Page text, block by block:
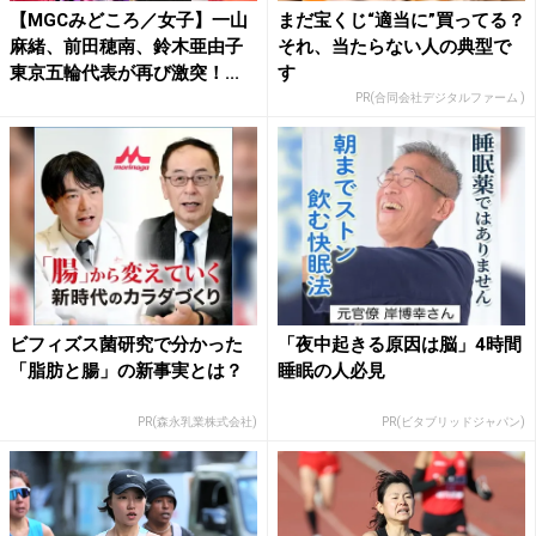
【MGCみどころ／女子】一山
麻緒、前田穂南、鈴木亜由子
東京五輪代表が再び激突！...
まだ宝くじ“適当に”買ってる？
それ、当たらない人の典型で
す
PR(合同会社デジタルファーム )
ビフィズス菌研究で分かった
「脂肪と腸」の新事実とは？
PR(森永乳業株式会社)
「夜中起きる原因は脳」4時間
睡眠の人必見
PR(ビタブリッドジャパン)